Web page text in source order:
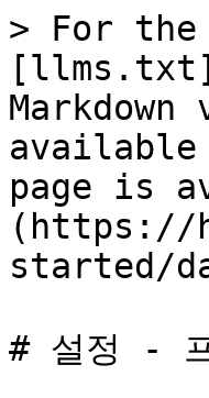
> For the
available
page is
(https://
started/
# 설정 - 프